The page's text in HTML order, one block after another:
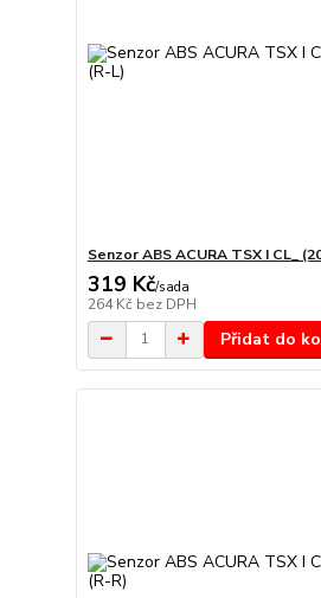
Senzor ABS ACURA TSX I CL_
319 Kč/sada
264 Kč bez DPH
Přidat do